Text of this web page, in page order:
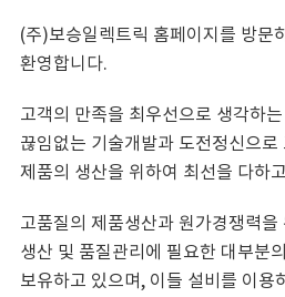
(주)보승일렉트릭 홈페이지를 방문
환영합니다.
고객의 만족을 최우선으로 생각하
끊임없는 기술개발과 도전정신으로
제품의 생산을 위하여 최선을 다하
고품질의 제품생산과 원가경쟁력
생산 및 품질관리에 필요한 대부분
보유하고 있으며, 이들 설비를 이용